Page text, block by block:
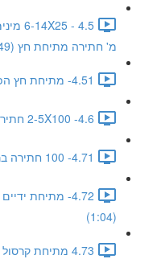
מ' חתירה מתיחת חץ (1:49)
4.51- מתיחת חץ הפוך , חץ עם שילוב ידיים (1:03)
4.6- 2-5X100 חתירה עם סנפירים (0:57)
4.71- 100 חתירה ברצף ואז מתיחות (1:01)
4.72- מתיחת
(1:04)
4.73 מתיחת